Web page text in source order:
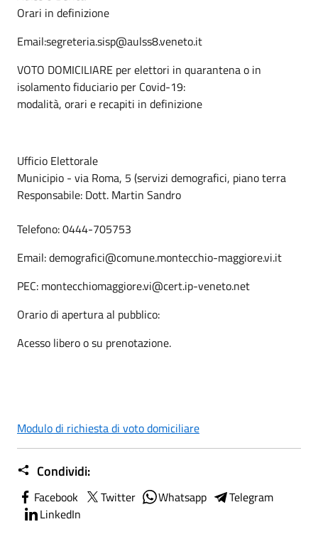
Orari in definizione
Email:segreteria.sisp@aulss8.veneto.it
VOTO DOMICILIARE per elettori in quarantena o in
isolamento fiduciario per Covid-19:
modalità, orari e recapiti in definizione
Ufficio Elettorale
Municipio - via Roma, 5 (servizi demografici, piano terra
Responsabile: Dott. Martin Sandro
Telefono: 0444-705753
Email: demografici@comune.montecchio-maggiore.vi.it
PEC: montecchiomaggiore.vi@cert.ip-veneto.net
Orario di apertura al pubblico:
Acesso libero o su prenotazione.
Modulo di richiesta di voto domiciliare
Condividi:
Facebook Twitter Whatsapp
Telegram
LinkedIn